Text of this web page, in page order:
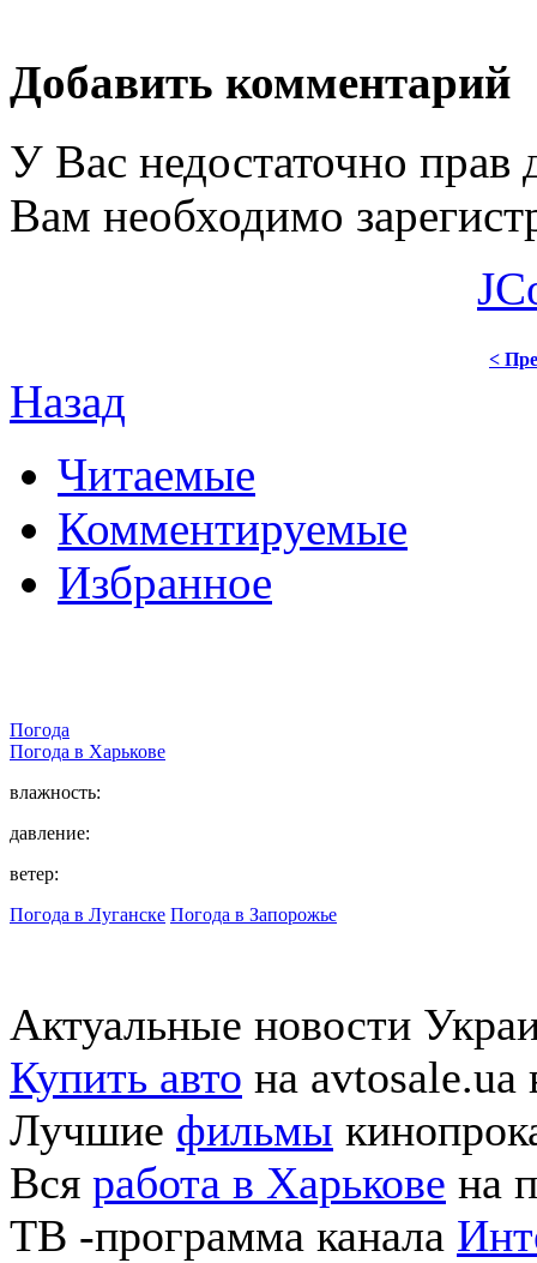
Добавить комментарий
У Вас недостаточно прав
Вам необходимо
<
Назад
Читаемые
Комментируемые
Избранное
Погода
Погода в Харькове
влажность:
давление:
ветер:
Погода в Луганске Погода в Запорожье
Актуальные новости
Купить авто на avtosale.ua
Лучшие фильмы
Вся работа в Харькове на
ТВ -программа канала